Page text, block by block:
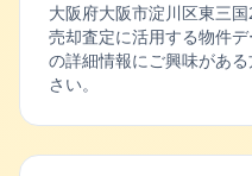
大阪府大阪市淀川区東三国
売却査定に活用する物件
の詳細情報にご興味があ
さい。